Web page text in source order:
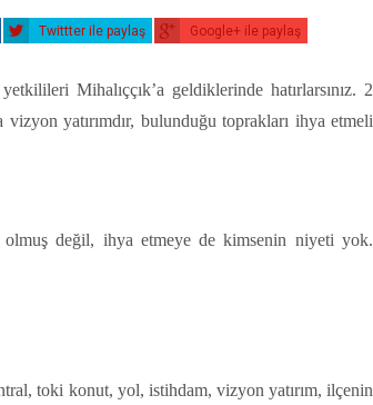
Twittter ile paylaş Google+ ile paylaş
Mihalıççık’a geldiklerinde hatırlarsınız. 2
yatırımdır, bulunduğu toprakları ihya etmeli
değil, ihya etmeye de kimsenin niyeti yok.
toki konut, yol, istihdam, vizyon yatırım, ilçenin